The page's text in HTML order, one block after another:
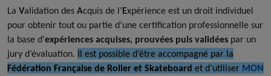
La Validation des Acquis de l’Expérience est un droit individuel
pour obtenir tout ou partie d’une certification professionnelle sur
la base d’expériences acquises, prouvées puis validées par un
jury d’évaluation. Il est possible d’être accompagné par la
Fédération Française de Roller et Skateboard et d’utiliser MON